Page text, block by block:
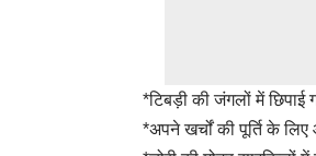
*टिबड़ी की जंगलों में छिपाई
*अपने खर्चों की पूर्ति के